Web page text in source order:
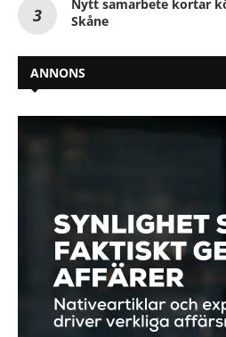
Nytt samarbete kortar
Skåne
ANNONS